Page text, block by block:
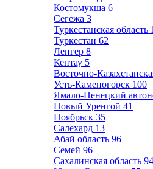
Костомукша 6
Сегежа 3
Туркестанская область
Туркестан 62
Ленгер 8
Кентау 5
Восточно-
Усть-Каменогорск 100
Ямало-Ненецкий
Новый Уренгой 41
Ноябрьск 35
Салехард 13
Абай область 96
Семей 96
Сахалинская область 94